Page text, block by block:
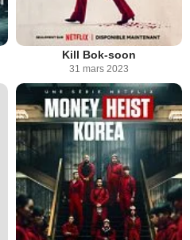
Kill Bok-soon
31 mars 2023